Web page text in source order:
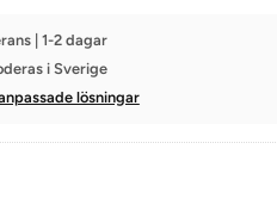
| 1-2 dagar
i Sverige
lösningar